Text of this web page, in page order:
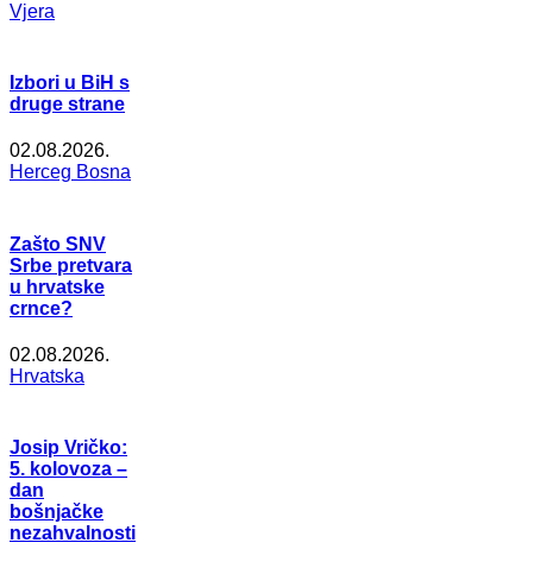
Vjera
Izbori u BiH s
druge strane
02.08.2026.
Herceg Bosna
Zašto SNV
Srbe pretvara
u hrvatske
crnce?
02.08.2026.
Hrvatska
Josip Vričko:
5. kolovoza –
dan
bošnjačke
nezahvalnosti